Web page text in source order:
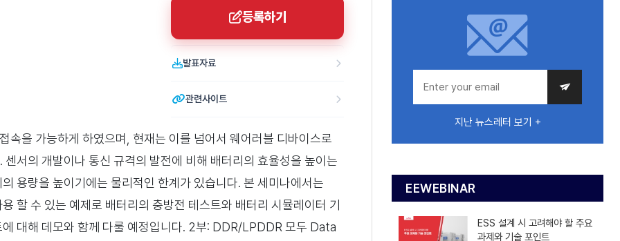
등록하기
발표자료
관련사이트
속을 가능하게 하였으며, 현재는 이를 넘어서 웨어러블 디바이스로
서의 개발이나 통신 규격의 발전에 비해 배터리의 효율성을 높이는
용량을 높이기에는 물리적인 한계가 있습니다. 본 세미나에서는
수 있는 예제로 배터리의 충방전 테스트와 배터리 시뮬레이터 기
대해 데모와 함께 다룰 예정입니다. 2부: DDR/LPDDR 모두 Data
지난 뉴스레터 보기 +
EEWEBINAR
ESS 설계 시 고려해야 할 주요
과제와 기술 포인트